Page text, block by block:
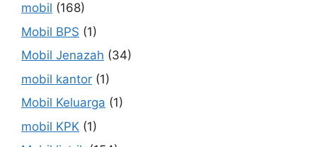
mobil (168)
Mobil BPS (1)
Mobil Jenazah (34)
mobil kantor (1)
Mobil Keluarga (1)
mobil KPK (1)